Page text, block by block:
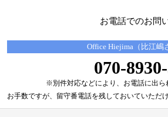
お電話でのお問
Office Hiejima（比江嶋
070-
※別件対応などにより、 お電話に出ら
お手数ですが、留守番電話を残しておいていただけ